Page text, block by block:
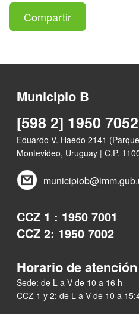
Compartir
Municipio B
[598 2] 1950 7052
Eduardo V. Haedo 2141
Montevideo, Uruguay | C.P.
CCZ 1 : 1950 7001
CCZ 2: 1950 7002
Horario de atención
Sede: de L a V de 10 a 16 h
CCZ 1 y 2: de L a V de 10 a